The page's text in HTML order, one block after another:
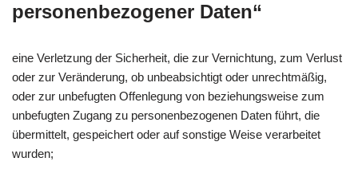
personenbezogener Daten“
eine Verletzung der Sicherheit, die zur Vernichtung, zum Verlust
oder zur Veränderung, ob unbeabsichtigt oder unrechtmäßig,
oder zur unbefugten Offenlegung von beziehungsweise zum
unbefugten Zugang zu personenbezogenen Daten führt, die
übermittelt, gespeichert oder auf sonstige Weise verarbeitet
wurden;